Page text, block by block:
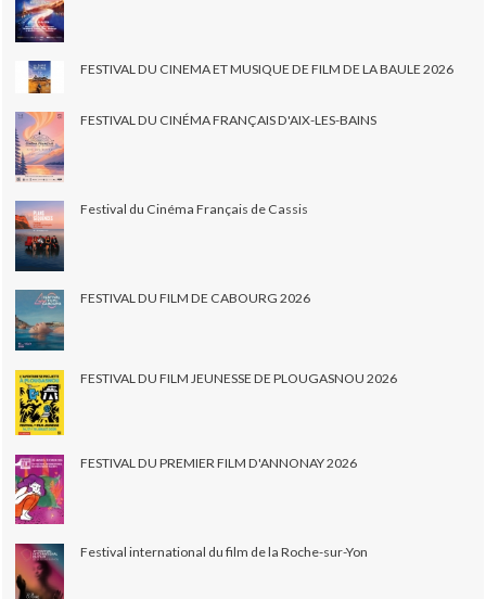
FESTIVAL DU CINEMA ET MUSIQUE DE FILM DE LA BAULE 2026
FESTIVAL DU CINÉMA FRANÇAIS D'AIX-LES-BAINS
Festival du Cinéma Français de Cassis
FESTIVAL DU FILM DE CABOURG 2026
FESTIVAL DU FILM JEUNESSE DE PLOUGASNOU 2026
FESTIVAL DU PREMIER FILM D'ANNONAY 2026
Festival international du film de la Roche-sur-Yon